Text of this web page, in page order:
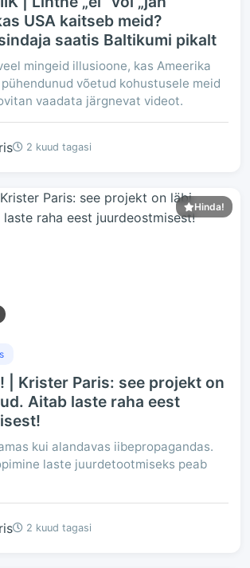
USA kaitseb meid?
saatis Baltikumi pikalt
mingeid illusioone, kas Ameerika
võetud kohustusele meid
vaadata järgnevat videot.
2 kuud tagasi
Hinda!
| Krister Paris: see projekt on
Aitab laste raha eest
kui alandavas iibepropagandas.
laste juurdetootmiseks peab
2 kuud tagasi